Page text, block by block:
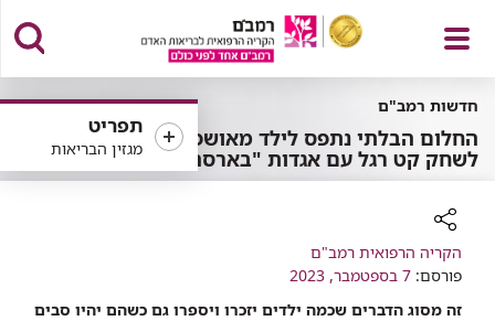
פתח
תפריט
תפריט
מגזין הבריאות
חדשות רמב"ם
החלום הבלתי נתפס לילד מאושפז:
לשחק קט רגל עם אגדות "בארסה"
רכיב
שיתוף
הקריה הרפואית רמב"ם
פורסם: 7 בספטמבר, 2023
זה מסוג הדברים שכמה ילדים יזכרו ויספרו גם כשהם יהיו סבים